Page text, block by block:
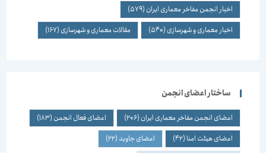
اخبار انجمن مفاخر معماری ایران(579)
اخبار معماری و شهرسازی(540) مقالات معماری و شهرسازی(167)
ساختار اعضای انجمن
اعضای انجمن مفاخر معماری ایران(206) اعضای فعال انجمن(183)
اعضای هیئت امنا (42) اعضای جاوید(22)